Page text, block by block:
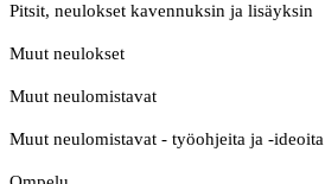
Pitsit, neulokset kavennuksin ja lisäyksin
Muut neulokset
Muut neulomistavat
Muut neulomistavat - työohjeita ja -ideoita